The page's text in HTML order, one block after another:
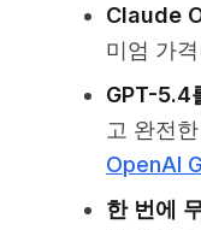
Claude
미엄 가
GPT-5.4
고 완전
OpenAI
한 번에